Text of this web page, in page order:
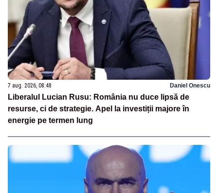
7 aug. 2026, 08:48 Daniel Onescu
Liberalul Lucian Rusu: România nu duce lipsă de
resurse, ci de strategie. Apel la investiții majore în
energie pe termen lung